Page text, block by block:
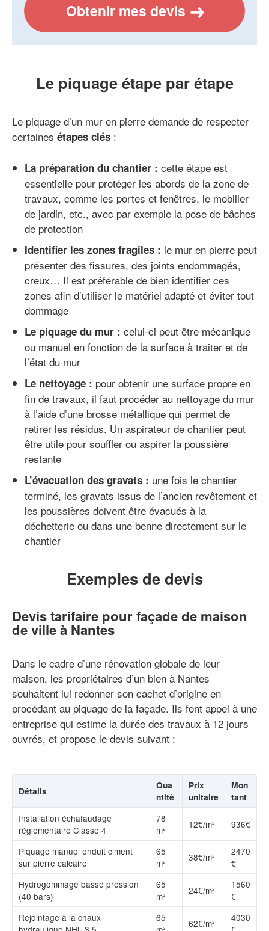
Obtenir mes devis
Le piquage étape par étape
Le piquage d’un mur en pierre demande de respecter
certaines étapes clés :
La préparation du chantier : cette étape est
essentielle pour protéger les abords de la zone de
travaux, comme les portes et fenêtres, le mobilier
de jardin, etc., avec par exemple la pose de bâches
de protection
Identifier les zones fragiles : le mur en pierre peut
présenter des fissures, des joints endommagés,
creux… Il est préférable de bien identifier ces
zones afin d’utiliser le matériel adapté et éviter tout
dommage
Le piquage du mur : celui-ci peut être mécanique
ou manuel en fonction de la surface à traiter et de
l’état du mur
Le nettoyage : pour obtenir une surface propre en
fin de travaux, il faut procéder au nettoyage du mur
à l’aide d’une brosse métallique qui permet de
retirer les résidus. Un aspirateur de chantier peut
être utile pour souffler ou aspirer la poussière
restante
L’évacuation des gravats : une fois le chantier
terminé, les gravats issus de l’ancien revêtement et
les poussières doivent être évacués à la
déchetterie ou dans une benne directement sur le
chantier
Exemples de devis
Devis tarifaire pour façade de maison
de ville à Nantes
Dans le cadre d’une rénovation globale de leur
maison, les propriétaires d’un bien à Nantes
souhaitent lui redonner son cachet d’origine en
procédant au piquage de la façade. Ils font appel à une
entreprise qui estime la durée des travaux à 12 jours
ouvrés, et propose le devis suivant :
Détails
Qua
ntité
Prix
unitaire
Mon
tant
Installation échafaudage
réglementaire Classe 4
78
m²
12€/m² 936€
Piquage manuel enduit ciment
sur pierre calcaire
65
m²
38€/m²
2470
€
Hydrogommage basse pression
(40 bars)
65
m²
24€/m²
1560
€
Rejointage à la chaux
65
62€/m²
4030